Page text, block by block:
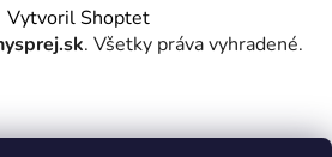
Vytvoril Shoptet
. Všetky práva vyhradené.